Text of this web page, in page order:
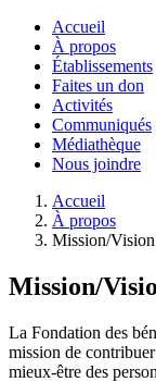
Accueil
À propos
Établissements
Faites un don
Activités
Communiqués
Médiathèque
Nous joindre
Accueil
À propos
Mission/Vision
Mission/
La Fondation des
mission de
mieux-être des